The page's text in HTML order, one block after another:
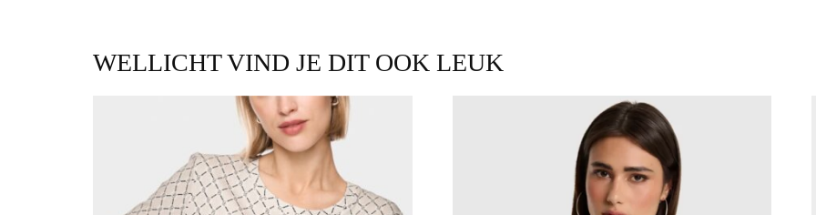
WELLICHT VIND JE DIT OOK LEUK